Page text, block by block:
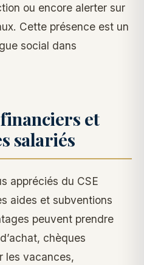
ou encore alerter sur
Cette présence est un
social dans
et
salariés
appréciés du CSE
aides et subventions
peuvent prendre
chèques
les vacances,